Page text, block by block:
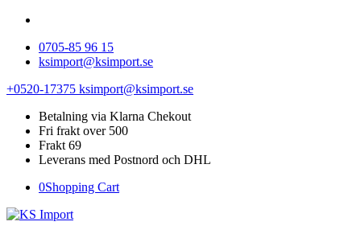
0705-85 96 15
ksimport@ksimport.se
+0520-17375 ksimport@ksimport.se
Betalning via Klarna Chekout
Fri frakt over 500
Frakt 69
Leverans med Postnord och DHL
0Shopping Cart